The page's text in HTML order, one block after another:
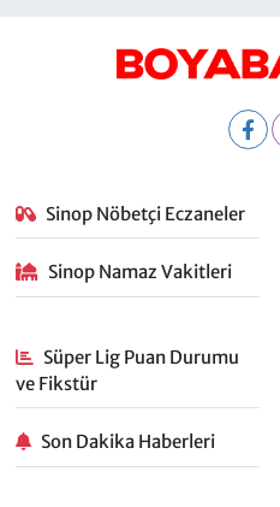
Sinop Nöbetçi Eczaneler
Sinop Namaz Vakitleri
Süper Lig Puan Durumu
ve Fikstür
Son Dakika Haberleri